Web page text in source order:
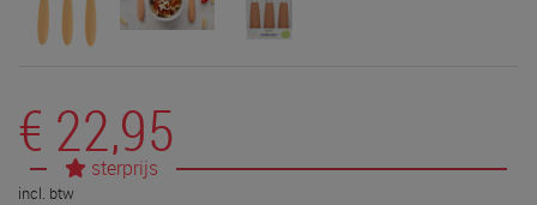
€ 22,95
sterprijs
incl. btw